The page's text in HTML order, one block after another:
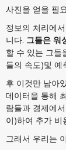
사진을 얻을 필
정보의 처리에
니다. 그들은 워
할 수 있는 그들
들의 속도)및 예
후 이것만 남아
데이터을 통해
람들과 경제에
이)하여 추가 비
그래서 우리는